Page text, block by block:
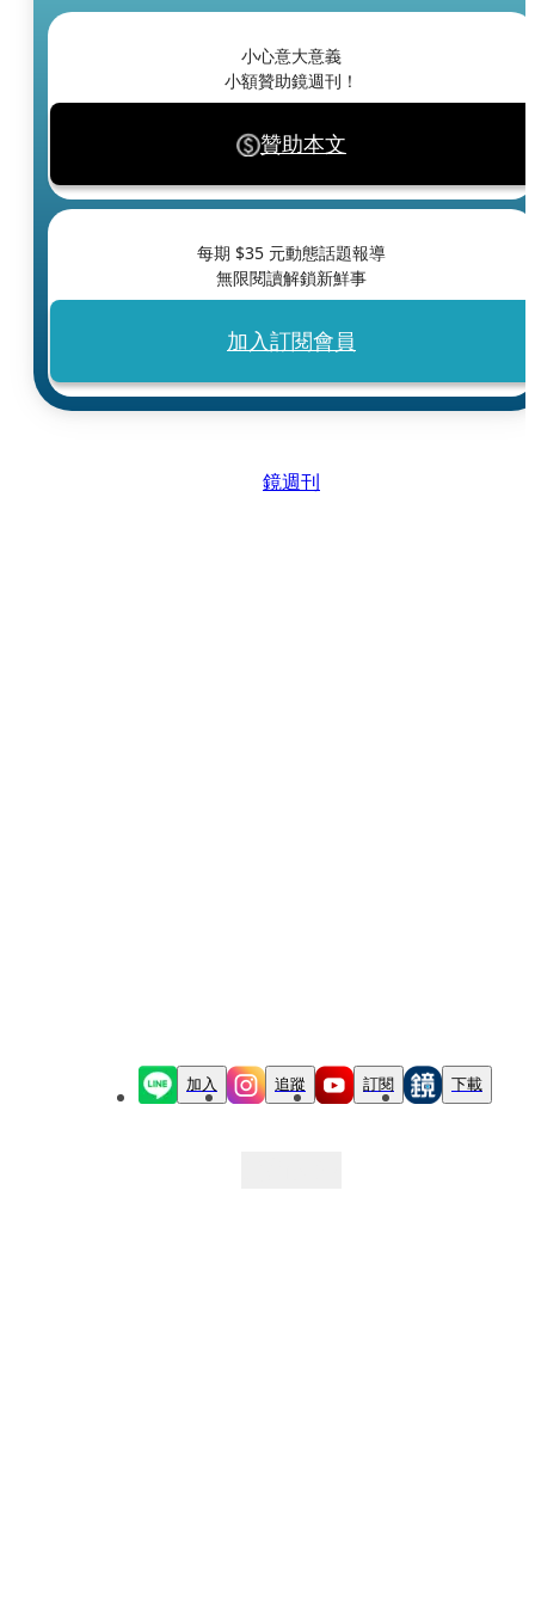
小心意大意義
小額贊助鏡週刊！
贊助本文
每期 $35 元動態話題報導
無限閱讀解鎖新鮮事
加入訂閱會員
鏡週刊
加入 追蹤 訂閱 下載